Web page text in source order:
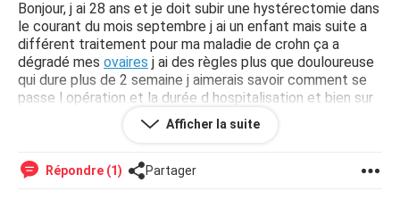
Bonjour, j ai 28 ans et je doit subir une hystérectomie dans
le courant du mois septembre j ai un enfant mais suite a
différent traitement pour ma maladie de crohn ça a
dégradé mes ovaires j ai des règles plus que douloureuse
qui dure plus de 2 semaine j aimerais savoir comment se
passe l opération et la durée d hospitalisation et bien sur
le niveau de douleurs d avance je vous dit merci pour vos
Afficher la suite
Répondre (1) Partager